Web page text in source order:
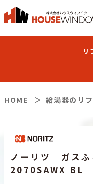
リ
HOME 給湯器のリ
ノーリツ ガス
2070SAWX BL